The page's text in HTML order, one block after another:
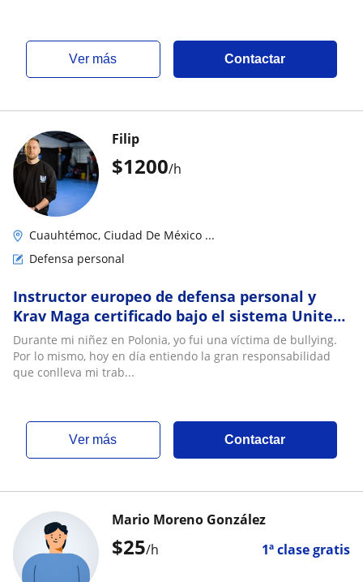
ver más Contactar
$1200/h
Filip
Cuauhtémoc, Ciudad De México ...
Defensa personal
Instructor europeo de defensa personal y
Krav Maga certificado bajo el sistema United
Krav Maga
Durante mi niñez en Polonia, yo fui una víctima de bullying.
Por lo mismo, hoy en día entiendo la gran responsabilidad
que conlleva mi trab...
ver más Contactar
$25/h 1ª clase gratis
Mario Moreno González